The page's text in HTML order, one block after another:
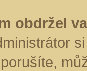
obdržel